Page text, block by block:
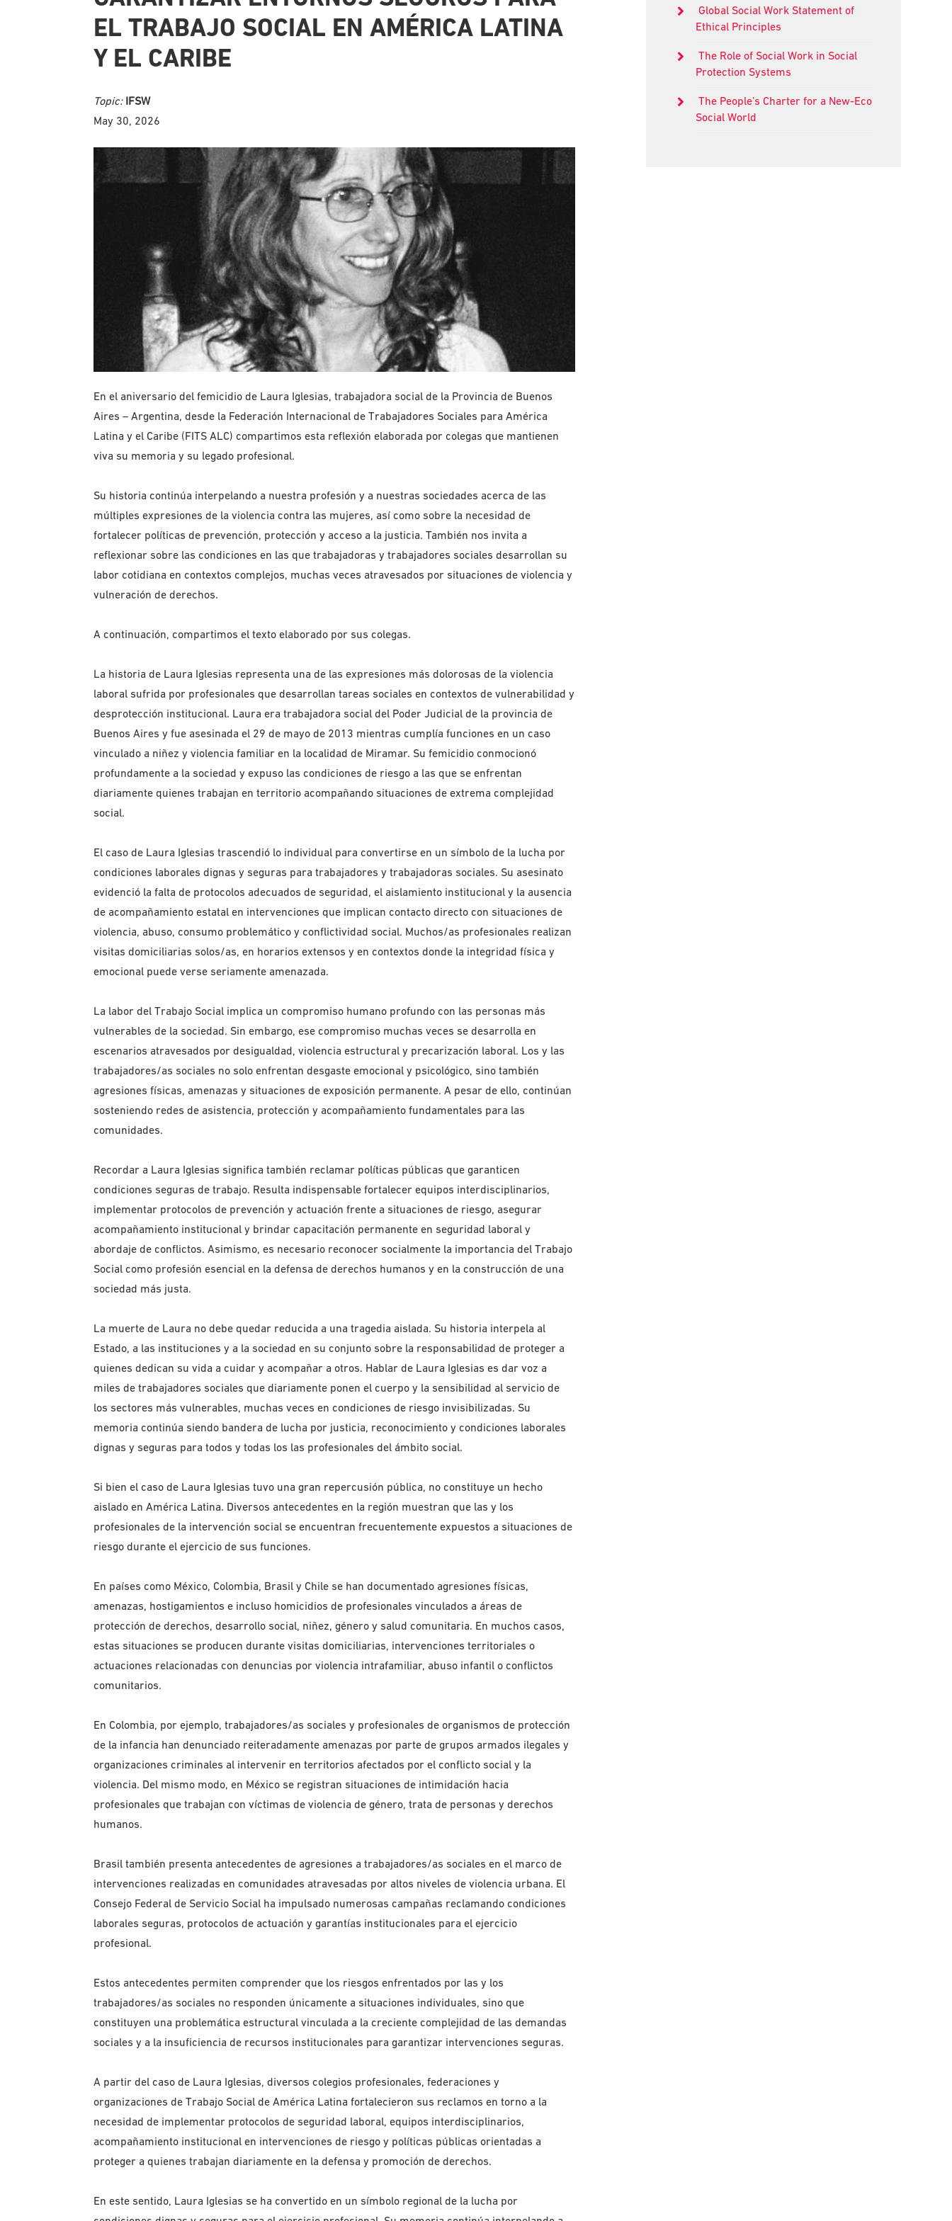
EL TRABAJO SOCIAL EN AMÉRICA LATINA
Y EL CARIBE
Topic: IFSW
May 30, 2026
En el aniversario del femicidio de Laura Iglesias, trabajadora social de la Provincia de Buenos
Aires – Argentina, desde la Federación Internacional de Trabajadores Sociales para América
Latina y el Caribe (FITS ALC) compartimos esta reflexión elaborada por colegas que mantienen
viva su memoria y su legado profesional.
Su historia continúa interpelando a nuestra profesión y a nuestras sociedades acerca de las
múltiples expresiones de la violencia contra las mujeres, así como sobre la necesidad de
fortalecer políticas de prevención, protección y acceso a la justicia. También nos invita a
reflexionar sobre las condiciones en las que trabajadoras y trabajadores sociales desarrollan su
labor cotidiana en contextos complejos, muchas veces atravesados por situaciones de violencia y
vulneración de derechos.
A continuación, compartimos el texto elaborado por sus colegas.
La historia de Laura Iglesias representa una de las expresiones más dolorosas de la violencia
laboral sufrida por profesionales que desarrollan tareas sociales en contextos de vulnerabilidad y
desprotección institucional. Laura era trabajadora social del Poder Judicial de la provincia de
Buenos Aires y fue asesinada el 29 de mayo de 2013 mientras cumplía funciones en un caso
vinculado a niñez y violencia familiar en la localidad de Miramar. Su femicidio conmocionó
profundamente a la sociedad y expuso las condiciones de riesgo a las que se enfrentan
diariamente quienes trabajan en territorio acompañando situaciones de extrema complejidad
social.
El caso de Laura Iglesias trascendió lo individual para convertirse en un símbolo de la lucha por
condiciones laborales dignas y seguras para trabajadores y trabajadoras sociales. Su asesinato
evidenció la falta de protocolos adecuados de seguridad, el aislamiento institucional y la ausencia
de acompañamiento estatal en intervenciones que implican contacto directo con situaciones de
violencia, abuso, consumo problemático y conflictividad social. Muchos/as profesionales realizan
visitas domiciliarias solos/as, en horarios extensos y en contextos donde la integridad física y
emocional puede verse seriamente amenazada.
La labor del Trabajo Social implica un compromiso humano profundo con las personas más
vulnerables de la sociedad. Sin embargo, ese compromiso muchas veces se desarrolla en
escenarios atravesados por desigualdad, violencia estructural y precarización laboral. Los y las
trabajadores/as sociales no solo enfrentan desgaste emocional y psicológico, sino también
agresiones físicas, amenazas y situaciones de exposición permanente. A pesar de ello, continúan
sosteniendo redes de asistencia, protección y acompañamiento fundamentales para las
comunidades.
Recordar a Laura Iglesias significa también reclamar políticas públicas que garanticen
condiciones seguras de trabajo. Resulta indispensable fortalecer equipos interdisciplinarios,
implementar protocolos de prevención y actuación frente a situaciones de riesgo, asegurar
acompañamiento institucional y brindar capacitación permanente en seguridad laboral y
abordaje de conflictos. Asimismo, es necesario reconocer socialmente la importancia del Trabajo
Social como profesión esencial en la defensa de derechos humanos y en la construcción de una
sociedad más justa.
La muerte de Laura no debe quedar reducida a una tragedia aislada. Su historia interpela al
Estado, a las instituciones y a la sociedad en su conjunto sobre la responsabilidad de proteger a
quienes dedican su vida a cuidar y acompañar a otros. Hablar de Laura Iglesias es dar voz a
miles de trabajadores sociales que diariamente ponen el cuerpo y la sensibilidad al servicio de
los sectores más vulnerables, muchas veces en condiciones de riesgo invisibilizadas. Su
memoria continúa siendo bandera de lucha por justicia, reconocimiento y condiciones laborales
dignas y seguras para todos y todas los las profesionales del ámbito social.
Si bien el caso de Laura Iglesias tuvo una gran repercusión pública, no constituye un hecho
aislado en América Latina. Diversos antecedentes en la región muestran que las y los
profesionales de la intervención social se encuentran frecuentemente expuestos a situaciones de
riesgo durante el ejercicio de sus funciones.
En países como México, Colombia, Brasil y Chile se han documentado agresiones físicas,
amenazas, hostigamientos e incluso homicidios de profesionales vinculados a áreas de
protección de derechos, desarrollo social, niñez, género y salud comunitaria. En muchos casos,
estas situaciones se producen durante visitas domiciliarias, intervenciones territoriales o
actuaciones relacionadas con denuncias por violencia intrafamiliar, abuso infantil o conflictos
comunitarios.
En Colombia, por ejemplo, trabajadores/as sociales y profesionales de organismos de protección
de la infancia han denunciado reiteradamente amenazas por parte de grupos armados ilegales y
organizaciones criminales al intervenir en territorios afectados por el conflicto social y la
violencia. Del mismo modo, en México se registran situaciones de intimidación hacia
profesionales que trabajan con víctimas de violencia de género, trata de personas y derechos
humanos.
Brasil también presenta antecedentes de agresiones a trabajadores/as sociales en el marco de
intervenciones realizadas en comunidades atravesadas por altos niveles de violencia urbana. El
Consejo Federal de Servicio Social ha impulsado numerosas campañas reclamando condiciones
laborales seguras, protocolos de actuación y garantías institucionales para el ejercicio
profesional.
Estos antecedentes permiten comprender que los riesgos enfrentados por las y los
trabajadores/as sociales no responden únicamente a situaciones individuales, sino que
constituyen una problemática estructural vinculada a la creciente complejidad de las demandas
sociales y a la insuficiencia de recursos institucionales para garantizar intervenciones seguras.
A partir del caso de Laura Iglesias, diversos colegios profesionales, federaciones y
organizaciones de Trabajo Social de América Latina fortalecieron sus reclamos en torno a la
necesidad de implementar protocolos de seguridad laboral, equipos interdisciplinarios,
acompañamiento institucional en intervenciones de riesgo y políticas públicas orientadas a
proteger a quienes trabajan diariamente en la defensa y promoción de derechos.
En este sentido, Laura Iglesias se ha convertido en un símbolo regional de la lucha por
Global Social Work Statement of
Ethical Principles
The Role of Social Work in Social
Protection Systems
The People’s Charter for a New-Eco
Social World